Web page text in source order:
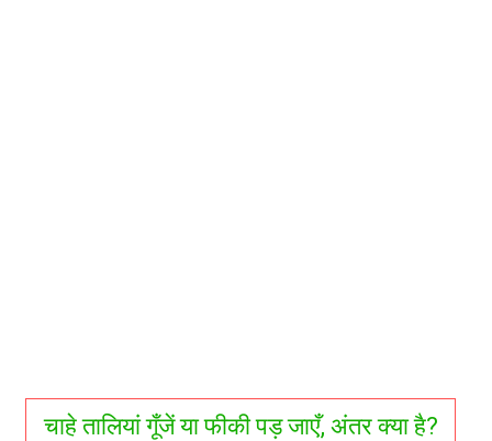
चाहे तालियां गूँजें या फीकी पड़ जाएँ, अंतर क्या है?